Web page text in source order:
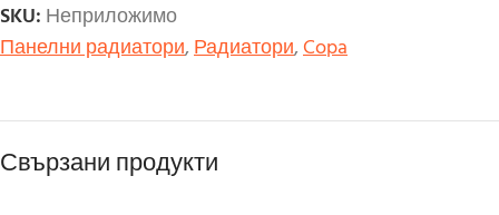
SKU: Неприложимо
Панелни радиатори,Радиатори,Copa
Свързани продукти